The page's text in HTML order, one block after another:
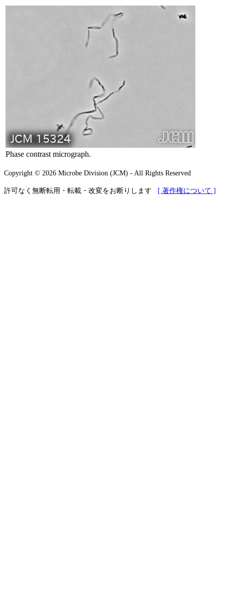
Phase contrast micrograph.
Copyright © 2026 Microbe Division (JCM) - All Rights Reserved
許可なく無断転用・転載・改変をお断りします [ 著作権について ]